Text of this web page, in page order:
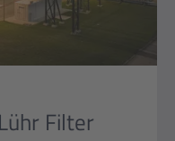
Filter